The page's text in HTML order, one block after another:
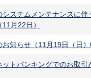
ステムメンテナンスに
月22日）
お知らせ（11月19日（日
ットバンキングでのお取